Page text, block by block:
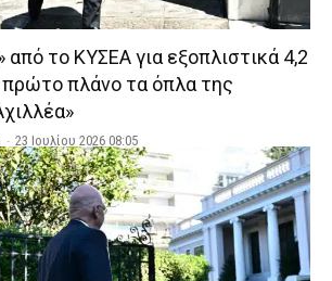
το ΚΥΣΕΑ για εξοπλιστικά 4,2
πλάνο τα όπλα της
- 23 Ιουλίου 2026 08:05